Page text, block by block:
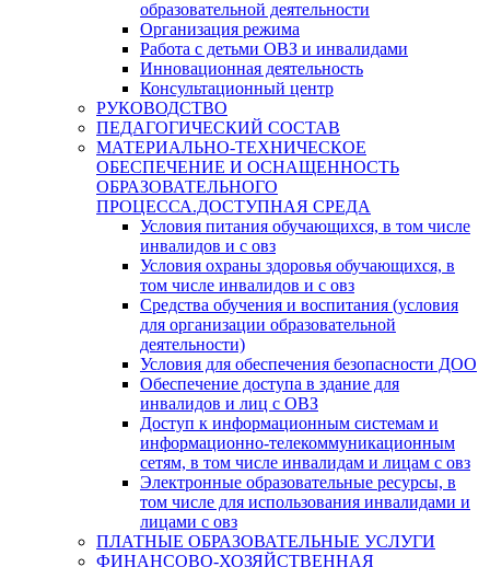
образовательной деятельности
Организация режима
Работа с детьми ОВЗ и инвалидами
Инновационная деятельность
Консультационный центр
РУКОВОДСТВО
ПЕДАГОГИЧЕСКИЙ СОСТАВ
МАТЕРИАЛЬНО-ТЕХНИЧЕСКОЕ
ОБЕСПЕЧЕНИЕ И ОСНАЩЕННОСТЬ
ОБРАЗОВАТЕЛЬНОГО
ПРОЦЕССА.ДОСТУПНАЯ СРЕДА
Условия питания обучающихся, в том числе
инвалидов и с овз
Условия охраны здоровья обучающихся, в
том числе инвалидов и с овз
Средства обучения и воспитания (условия
для организации образовательной
деятельности)
Условия для обеспечения безопасности ДОО
Обеспечение доступа в здание для
инвалидов и лиц с ОВЗ
Доступ к информационным системам и
информационно-телекоммуникационным
сетям, в том числе инвалидам и лицам с овз
Электронные образовательные ресурсы, в
том числе для использования инвалидами и
лицами с овз
ПЛАТНЫЕ ОБРАЗОВАТЕЛЬНЫЕ УСЛУГИ
ФИНАНСОВО-ХОЗЯЙСТВЕННАЯ